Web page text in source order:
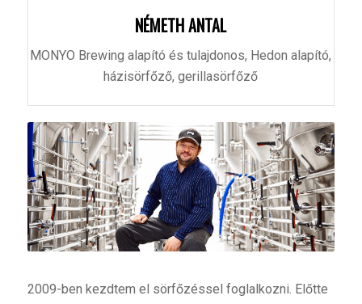
NÉMETH ANTAL
MONYO Brewing alapító és tulajdonos, Hedon alapító,
házisörfőző, gerillasörfőző
2009-ben kezdtem el sörfőzéssel foglalkozni. Előtte